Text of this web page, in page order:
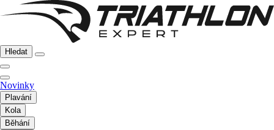
Hledat
Novinky
Plavání
Kola
Běhání